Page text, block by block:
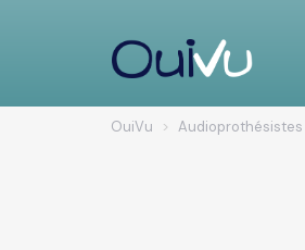
OuiVu Audioprothésistes